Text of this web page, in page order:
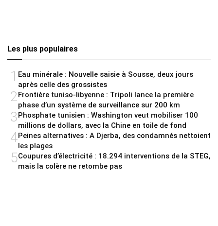
Les plus populaires
1 Eau minérale : Nouvelle saisie à Sousse, deux jours
après celle des grossistes
2 Frontière tuniso-libyenne : Tripoli lance la première
phase d’un système de surveillance sur 200 km
3Phosphate tunisien : Washington veut mobiliser 100
millions de dollars, avec la Chine en toile de fond
4Peines alternatives : A Djerba, des condamnés nettoient
les plages
5Coupures d’électricité : 18.294 interventions de la STEG,
mais la colère ne retombe pas